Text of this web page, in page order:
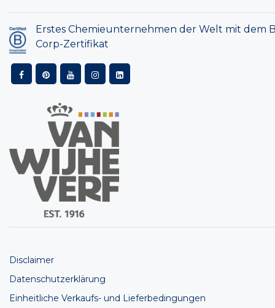
Erstes Chemieunternehmen der Welt mit dem
Corp-Zertifikat
Disclaimer
Datenschutzerklärung
Einheitliche Verkaufs- und Lieferbedingungen